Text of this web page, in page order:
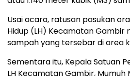
Usai acara, ratusan pasukan
Hidup (LH) Kecamatan Gambir
sampah yang tersebar di area
Sementara itu, Kepala Satuan
LH Kecamatan Gambir, Mumuh